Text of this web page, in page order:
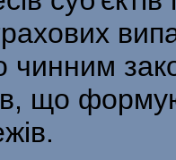
чинним
що